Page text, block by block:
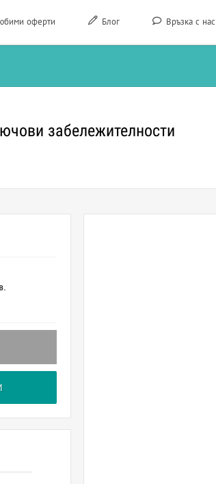
оферти Блог Връзка с нас
забележителности